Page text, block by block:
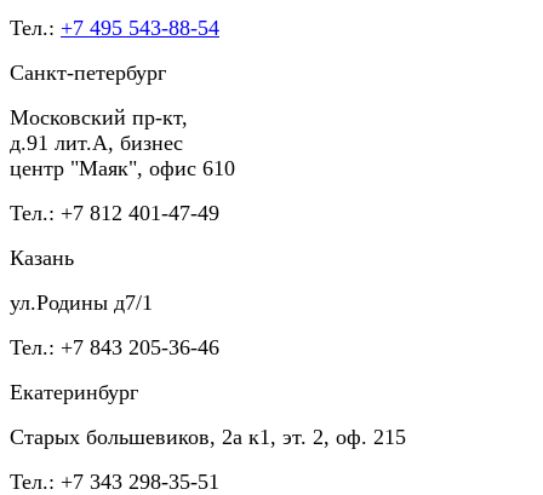
Тел.: +7 495 543-88-54
Санкт-петербург
Московский пр-кт,
д.91 лит.А, бизнес
центр "Маяк", офис 610
Тел.: +7 812 401-47-49
Казань
ул.Родины д7/1
Тел.: +7 843 205-36-46
Екатеринбург
Старых большевиков, 2а к1, эт. 2, оф. 215
Тел.: +7 343 298-35-51